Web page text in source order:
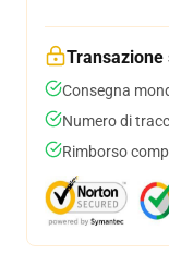
Transazione
Consegna
Numero di
Rimborso